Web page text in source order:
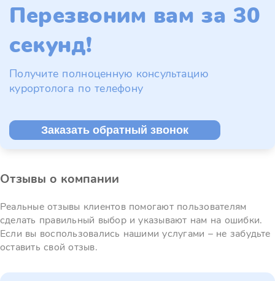
Перезвоним вам за 30
секунд!
Получите полноценную консультацию
курортолога по телефону
Заказать обратный звонок
Отзывы о компании
Реальные отзывы клиентов помогают пользователям
сделать правильный выбор и указывают нам на ошибки.
Если вы воспользовались нашими услугами – не забудьте
оставить свой отзыв.